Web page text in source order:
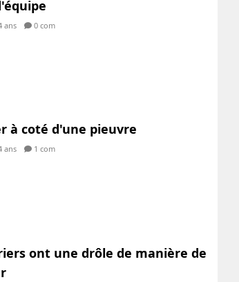
ans 0 com
à coté d'une pieuvre
ans 1 com
ont une drôle de manière de